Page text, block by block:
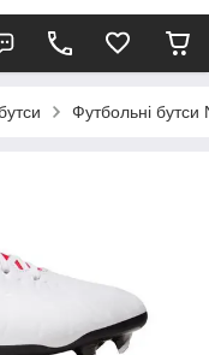
Футбольні